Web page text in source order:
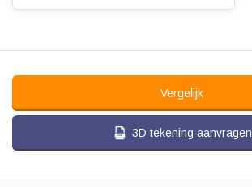
Vergelijk
3D tekening aanvragen